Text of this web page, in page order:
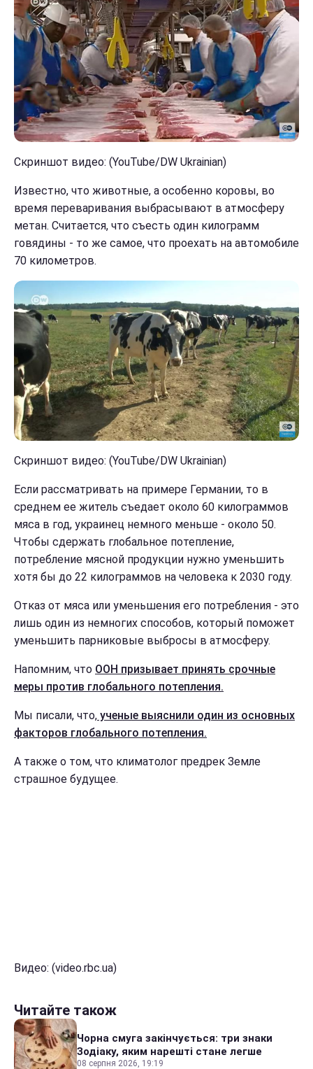
Скриншот видео: (YouTube/DW Ukrainian)
Известно, что животные, а особенно коровы, во
время переваривания выбрасывают в атмосферу
метан. Считается, что съесть один килограмм
говядины - то же самое, что проехать на автомобиле
70 километров.
Скриншот видео: (YouTube/DW Ukrainian)
Если рассматривать на примере Германии, то в
среднем ее житель съедает около 60 килограммов
мяса в год, украинец немного меньше - около 50.
Чтобы сдержать глобальное потепление,
потребление мясной продукции нужно уменьшить
хотя бы до 22 килограммов на человека к 2030 году.
Отказ от мяса или уменьшения его потребления - это
лишь один из немногих способов, который поможет
уменьшить парниковые выбросы в атмосферу.
Напомним, что ООН призывает принять срочные
меры против глобального потепления.
Мы писали, что, ученые выяснили один из основных
факторов глобального потепления.
А также о том, что климатолог предрек Земле
страшное будущее.
Видео: (video.rbc.ua)
Читайте також
Чорна смуга закінчується: три знаки
Зодіаку, яким нарешті стане легше
08 серпня 2026, 19:19